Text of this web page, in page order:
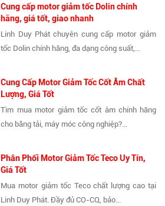
Cung cấp motor giảm tốc Dolin chính
hãng, giá tốt, giao nhanh
Linh Duy Phát chuyên cung cấp motor giảm
tốc Dolin chính hãng, đa dạng công suất,...
Cung Cấp Motor Giảm Tốc Cốt Âm Chất
Lượng, Giá Tốt
Tìm mua motor giảm tốc cốt âm chính hãng
cho băng tải, máy móc công nghiệp?...
Phân Phối Motor Giảm Tốc Teco Uy Tín,
Giá Tốt
Mua motor giảm tốc Teco chất lượng cao tại
Linh Duy Phát. Đầy đủ CO-CQ, bảo...